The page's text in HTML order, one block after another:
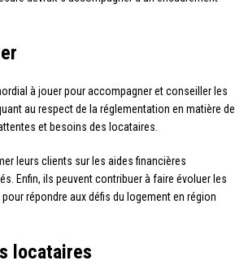
à jouer pour accompagner et conseiller les
au respect de la réglementation en matière de
et besoins des locataires.
leurs clients sur les aides financières
Enfin, ils peuvent contribuer à faire évoluer les
répondre aux défis du logement en région
locataires